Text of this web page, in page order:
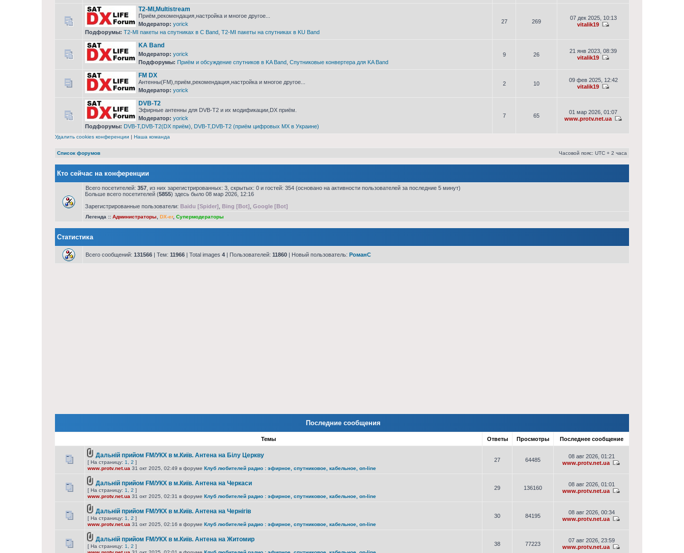
T2-MI,Multistream
Приём,рекомендация,настройка и многое другое...
Модератор: yorick
Подфорумы: T2-MI пакеты на спутниках в С Band T2-MI пакеты на спутниках в KU Band
27 269
07 дек 2025, 10:13
vitalik19
KA Band
Модератор: yorick
Подфорумы: Приём и обсуждение спутников в KA Band Спутниковые конвертера для KA Band
9 26
21 янв 2023, 08:39
vitalik19
FM DX
Антенны(FM),приём,рекомендация,настройка и многое другое...
Модератор: yorick
2 10
09 фев 2025, 12:42
vitalik19
DVB-T2
Эфирные антенны для DVB-T2 и их модификации,DX приём.
Модератор: yorick
Подфорумы: DVB-T,DVB-T2(DX приём) DVB-T,DVB-T2 (приём цифровых МХ в Украине)
7 65
01 мар 2026, 01:07
www.protv.net.ua
Удалить cookies конференции | Наша команда
Список форумов Часовой пояс: UTC + 2 часа
Кто сейчас на конференции
Всего посетителей: 357 , из них зарегистрированных: 3, скрытых: 0 и гостей: 354 (основано на активности пользователей за последние 5 минут)
Больше всего посетителей (5855) здесь было 08 мар 2026, 12:16
Зарегистрированные пользователи: Baidu [Spider] Bing [Bot] Google [Bot]
Легенда :: Администраторы DX-er, Супермодераторы
Статистика
Всего сообщений: 131566 | Тем: 11966 | Total images 4 | Пользователей: 11860 | Новый пользователь: РоманC
Последние сообщения
Темы Ответы Просмотры Последнее сообщение
Дальній прийом FM/УКХ в м.Київ. Антена на Білу Церкву
[ На страницу: 1 2 ]
www.protv.net.ua 31 окт 2025, 02:49 в форуме Клуб любителей радио : эфирное, спутниковое, кабельное, on-line
27 64485
08 авг 2026, 01:21
www.protv.net.ua
Дальній прийом FM/УКХ в м.Київ. Антена на Черкаси
[ На страницу: 1 2 ]
www.protv.net.ua 31 окт 2025, 02:31 в форуме Клуб любителей радио : эфирное, спутниковое, кабельное, on-line
29 136160
08 авг 2026, 01:01
www.protv.net.ua
Дальній прийом FM/УКХ в м.Київ. Антена на Чернігів
[ На страницу: 1 2 ]
www.protv.net.ua 31 окт 2025, 02:16 в форуме Клуб любителей радио : эфирное, спутниковое, кабельное, on-line
30 84195
08 авг 2026, 00:34
www.protv.net.ua
Дальній прийом FM/УКХ в м.Київ. Антена на Житомир
[ На страницу: 1 2 ]
38 77223
07 авг 2026, 23:59
www.protv.net.ua